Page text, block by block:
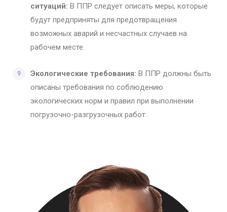
ситуаций: В ППР следует описать меры, которые
будут предприняты для предотвращения
возможных аварий и несчастных случаев на
рабочем месте.
Экологические требования: В ППР должны быть
описаны требования по соблюдению
экологических норм и правил при выполнении
погрузочно-разгрузочных работ.